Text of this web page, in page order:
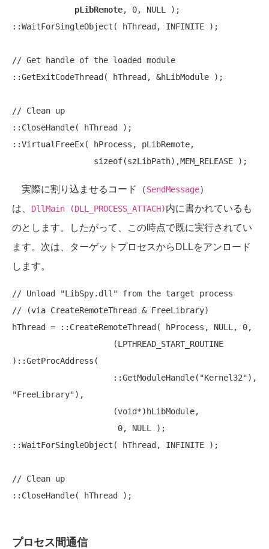
pLibRemote, 0, NULL
);
::WaitForSingleObject( hThread, INFINITE );
// Get handle of the loaded module
::GetExitCodeThread( hThread, &hLibModule );
// Clean up
::CloseHandle( hThread );
::VirtualFreeEx( hProcess, pLibRemote,
sizeof
実際に割り込ませるコード（SendMessage）
は、
DllMain (DLL_PROCESS_ATTACH)内に書かれているも
のとします。したがって、この時点で既に実行されてい
ます。次は、ターゲットプロセスからDLLをアンロード
します。
// Unload "LibSpy.dll" from the target process
// (via CreateRemoteThread & FreeLibrary)
hThread = ::CreateRemoteThread( hProcess, NULL , 0,
)::GetProcAddress(
                     ::GetModuleHandle(
"Kernel32"
"FreeLibrary"),
                     (
void*)hLibModule,
                      0,
NULL
);
::WaitForSingleObject( hThread, INFINITE );
// Clean up
プロセス間通信